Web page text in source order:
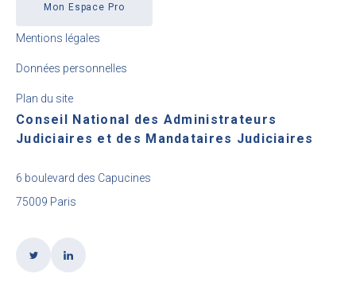
Mon Espace Pro
Mentions légales
Données personnelles
Plan du site
Conseil National des Administrateurs
Judiciaires et des Mandataires Judiciaires
6 boulevard des Capucines
75009 Paris